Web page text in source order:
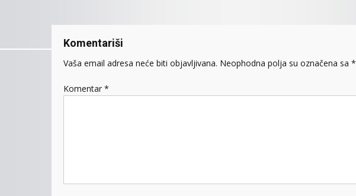
Komentariši
Vaša email adresa neće biti objavljivana. Neophodna polja su označena sa *
Komentar *